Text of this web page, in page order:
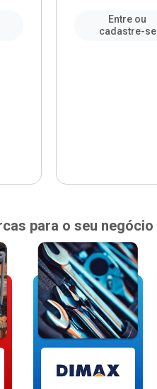
Entre ou
cadastre-se
para o seu negócio